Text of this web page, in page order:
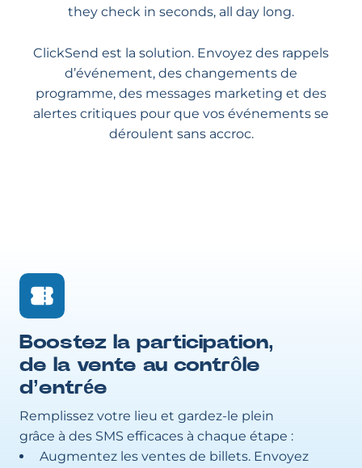
they check in seconds, all day long.
ClickSend est la solution. Envoyez des rappels
d’événement, des changements de
programme, des messages marketing et des
alertes critiques pour que vos événements se
déroulent sans accroc.
Boostez la participation,
de la vente au contrôle
d’entrée
Remplissez votre lieu et gardez-le plein
grâce à des SMS efficaces à chaque étape :
Augmentez les ventes de billets. Envoyez